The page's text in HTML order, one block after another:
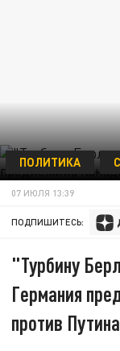
ПОЛИТИКА
07 ИЮЛЯ 13:39
ПОДПИШИТЕСЬ:
"Турбину
Германия
против Путина